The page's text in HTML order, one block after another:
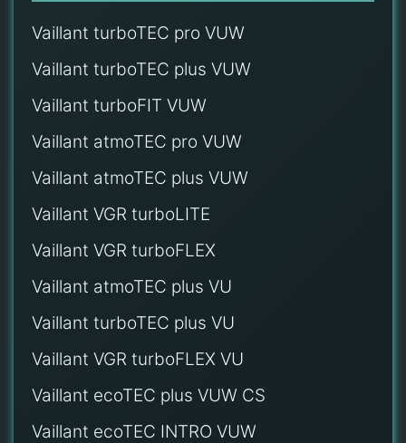
Vaillant turboTEC pro VUW
Vaillant turboTEC plus VUW
Vaillant turboFIT VUW
Vaillant atmoTEC pro VUW
Vaillant atmoTEC plus VUW
Vaillant VGR turboLITE
Vaillant VGR turboFLEX
Vaillant atmoTEC plus VU
Vaillant turboTEC plus VU
Vaillant VGR turboFLEX VU
Vaillant ecoTEC plus VUW CS
Vaillant ecoTEC INTRO VUW